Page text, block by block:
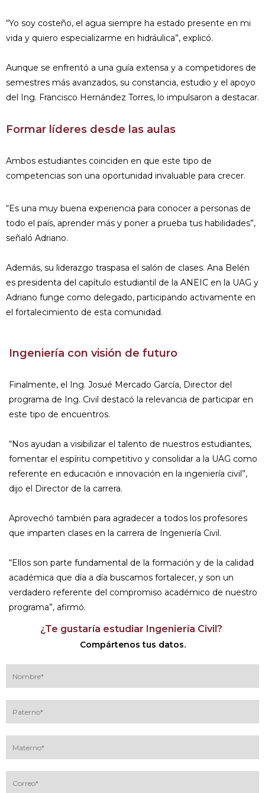
“Yo soy costeño, el agua siempre ha estado presente en mi
vida y quiero especializarme en hidráulica”, explicó.
Aunque se enfrentó a una guía extensa y a competidores de
semestres más avanzados, su constancia, estudio y el apoyo
del Ing. Francisco Hernández Torres, lo impulsaron a destacar.
Formar líderes desde las aulas
Ambos estudiantes coinciden en que este tipo de
competencias son una oportunidad invaluable para crecer.
“Es una muy buena experiencia para conocer a personas de
todo el país, aprender más y poner a prueba tus habilidades”,
señaló Adriano.
Además, su liderazgo traspasa el salón de clases. Ana Belén
es presidenta del capítulo estudiantil de la ANEIC en la UAG y
Adriano funge como delegado, participando activamente en
el fortalecimiento de esta comunidad.
Ingeniería con visión de futuro
Finalmente, el Ing. Josué Mercado García, Director del
programa de Ing. Civil destacó la relevancia de participar en
este tipo de encuentros.
“Nos ayudan a visibilizar el talento de nuestros estudiantes,
fomentar el espíritu competitivo y consolidar a la UAG como
referente en educación e innovación en la ingeniería civil”,
dijo el Director de la carrera.
Aprovechó también para agradecer a todos los profesores
que imparten clases en la carrera de Ingeniería Civil.
“Ellos son parte fundamental de la formación y de la calidad
académica que día a día buscamos fortalecer, y son un
verdadero referente del compromiso académico de nuestro
programa”, afirmó.
¿Te gustaría estudiar Ingeniería Civil?
Compártenos tus datos.